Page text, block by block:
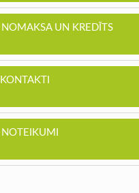
NOMAKSA UN KREDĪTS
KONTAKTI
NOTEIKUMI